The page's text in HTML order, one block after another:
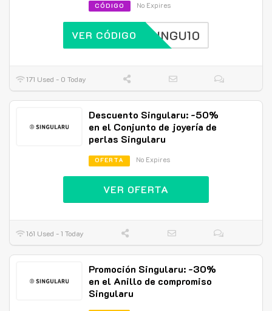
CÓDIGO No Expires
SINGU10
VER CÓDIGO
171 Used - 0 Today
Descuento Singularu: -50%
en el Conjunto de joyería de
perlas Singularu
OFERTA No Expires
VER OFERTA
161 Used - 1 Today
Promoción Singularu: -30%
en el Anillo de compromiso
Singularu